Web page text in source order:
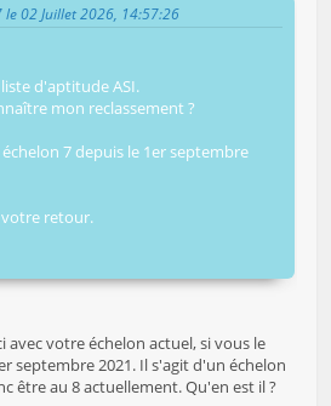
02 Juillet 2026, 14:57:26
d'aptitude ASI.
mon reclassement ?
7 depuis le 1er septembre
retour.
avec votre échelon actuel, si vous le
septembre 2021. Il s'agit d'un échelon
être au 8 actuellement. Qu'en est il ?